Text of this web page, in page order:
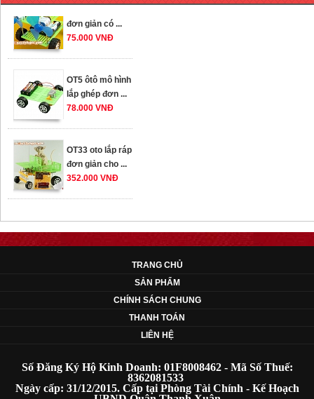
75.000 VNĐ
78.000 VNĐ
352.000 VNĐ
...
259.000 VNĐ
OT36 oto mô hình
lắp ghép đơn ...
TRANG CHỦ
SẢN PHẨM
CHÍNH SÁCH CHUNG
THANH TOÁN
LIÊN HỆ
Số Đăng Ký Hộ Kinh Doanh: 01F8008462 - Mã Số Thuế:
8362081533
Ngày cấp: 31/12/2015. Cấp tại Phòng Tài Chính - Kế Hoạch